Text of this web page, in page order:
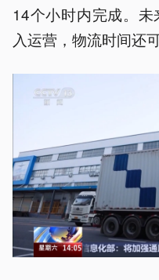
14个小时内完成。
入运营，物流时间还